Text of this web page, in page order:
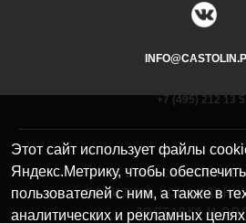
+7 (495) 212 13
© 2025 CASTOLIN
ПОЛИТИКА
ДОСТАВКА И
Этот сайт использует файлы
Яндекс.Метрику, чтобы
пользователей с ним, а также в
аналитических и рекламных